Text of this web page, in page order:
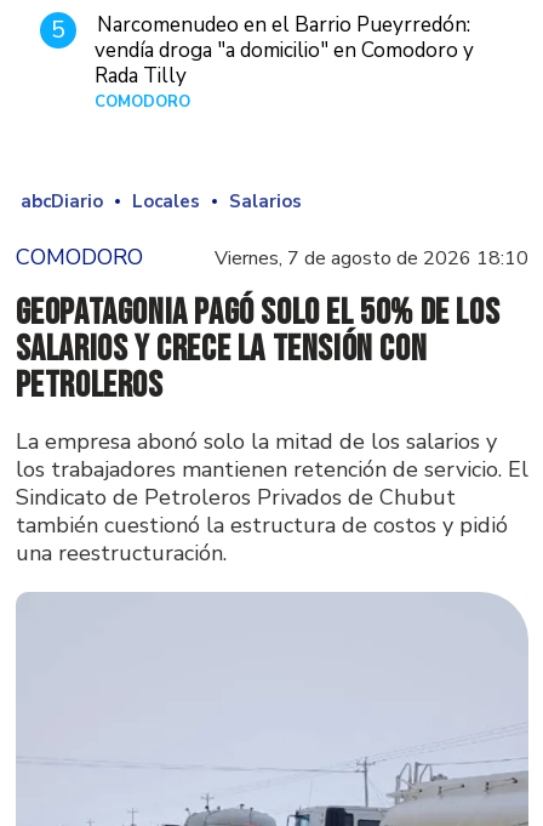
5
Narcomenudeo en el Barrio Pueyrredón:
vendía droga "a domicilio" en Comodoro y
Rada Tilly
COMODORO
abcDiario Locales Salarios
COMODORO Viernes, 7 de agosto de 2026 18:10
GeoPatagonia pagó solo el 50% de los
salarios y crece la tensión con
Petroleros
La empresa abonó solo la mitad de los salarios y
los trabajadores mantienen retención de servicio. El
Sindicato de Petroleros Privados de Chubut
también cuestionó la estructura de costos y pidió
una reestructuración.